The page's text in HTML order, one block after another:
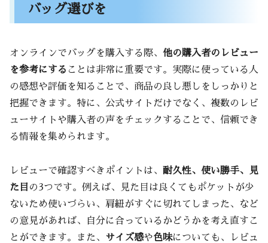
バッグ選びを
オンラインでバッグを購入する際、 他の購入者のレビュー
を参考にする ことは非常に重要です。実際に使っている人
の感想や評価を知ることで、商品の良し悪しをしっかりと
把握できます。特に、公式サイトだけでなく、複数のレビ
ューサイトや購入者の声をチェックすることで、信頼でき
る情報を集められます。
レビューで確認すべきポイントは、 耐久性、使い勝手、見
た目 の3つです。例えば、見た目は良くてもポケットが少
ないため使いづらい、肩紐がすぐに切れてしまった、など
の意見があれば、自分に合っているかどうかを考え直すこ
とができます。また、
サイズ感や色味についても、レビュ